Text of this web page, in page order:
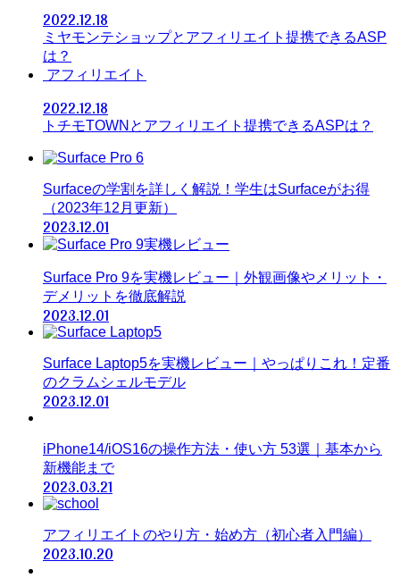
2022.12.18
ミヤモンテショップとアフィリエイト提携できるASP
は？
アフィリエイト
2022.12.18
トチモTOWNとアフィリエイト提携できるASPは？
Surfaceの学割を詳しく解説！学生はSurfaceがお得
（2023年12月更新）
2023.12.01
Surface Pro 9を実機レビュー｜外観画像やメリット・
デメリットを徹底解説
2023.12.01
Surface Laptop5を実機レビュー｜やっぱりこれ！定番
のクラムシェルモデル
2023.12.01
iPhone14/iOS16の操作方法・使い方 53選｜基本から
新機能まで
2023.03.21
アフィリエイトのやり方・始め方（初心者入門編）
2023.10.20